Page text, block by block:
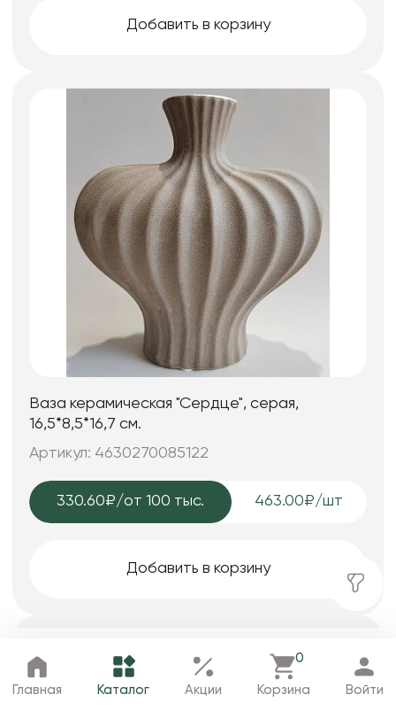
Добавить в корзину
Ваза керамическая "Сердце", серая,
16,5*8,5*16,7 см.
Артикул: 4630270085122
330.60₽/от 100 тыс. 463.00₽/шт
Добавить в корзину
Главная Каталог Избранное Корзина Профиль
Главная Каталог Акции
0
Корзина Войти